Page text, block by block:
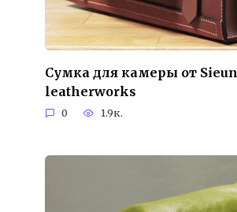
Сумка для камеры от Sieun
leatherworks
0 1.9к.